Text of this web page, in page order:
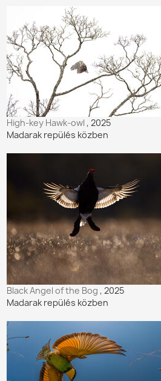
High-key Hawk-owl, 2025
Madarak repülés közben
Black Angel of the Bog, 2025
Madarak repülés közben